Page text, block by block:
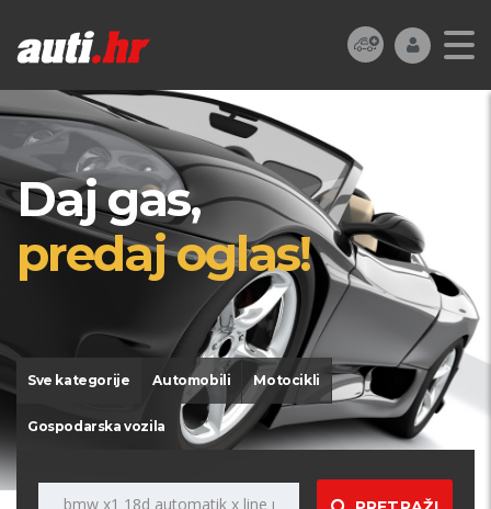
Daj gas,
predaj oglas!
Sve kategorije Automobili Motocikli
Gospodarska vozila